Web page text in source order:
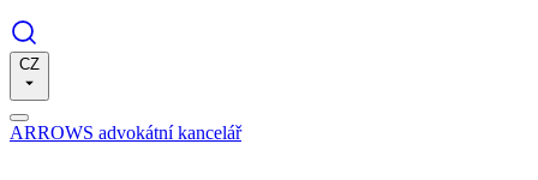
CZ
ARROWS advokátní kancelář